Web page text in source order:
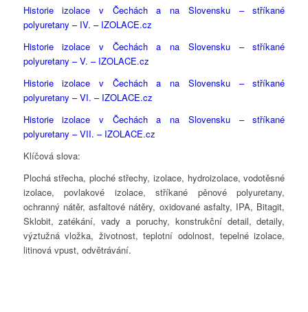
Historie izolace v Čechách a na Slovensku – stříkané
polyuretany – IV. – IZOLACE.cz
Historie izolace v Čechách a na Slovensku – stříkané
polyuretany – V. – IZOLACE.cz
Historie izolace v Čechách a na Slovensku – stříkané
polyuretany – VI. – IZOLACE.cz
Historie izolace v Čechách a na Slovensku – stříkané
polyuretany – VII. – IZOLACE.cz
Klíčová slova:
Plochá střecha, ploché střechy, izolace, hydroizolace, vodotěsné
izolace, povlakové izolace, stříkané pěnové polyuretany,
ochranný nátěr, asfaltové nátěry, oxidované asfalty, IPA, Bitagit,
Sklobit, zatékání, vady a poruchy, konstrukční detail, detaily,
výztužná vložka, životnost, teplotní odolnost, tepelné izolace,
litinová vpust, odvětrávání.